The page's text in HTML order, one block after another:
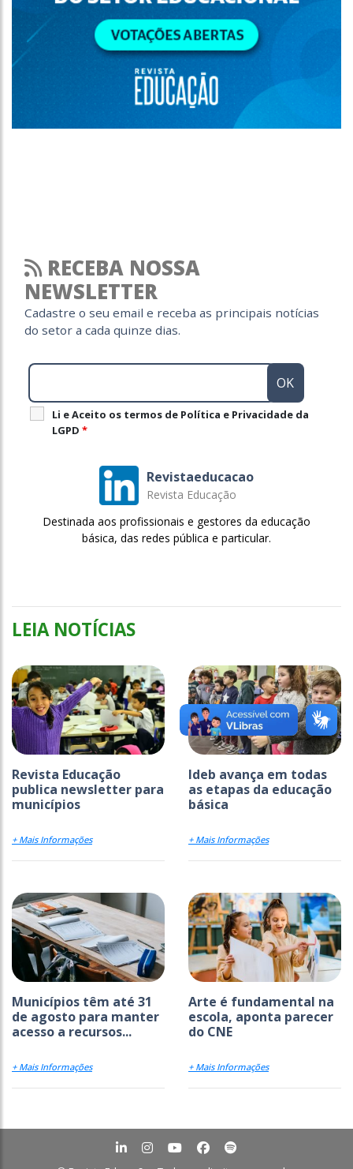
RECEBA NOSSA
NEWSLETTER
Cadastre o seu email e receba as principais notícias
do setor a cada quinze dias.
Li e Aceito os termos de Política e Privacidade da
LGPD *
Revistaeducacao
Revista Educação
Destinada aos profissionais e gestores da educação
básica, das redes pública e particular.
LEIA NOTÍCIAS
Revista Educação
publica newsletter para
municípios
+ Mais Informações
Ideb avança em todas
as etapas da educação
básica
+ Mais Informações
Municípios têm até 31
de agosto para manter
acesso a recursos...
+ Mais Informações
Arte é fundamental na
escola, aponta parecer
do CNE
+ Mais Informações